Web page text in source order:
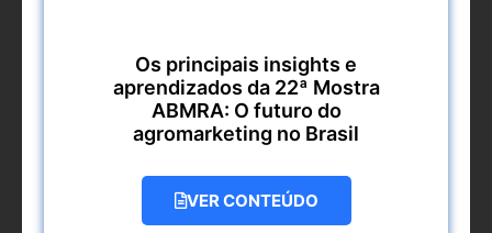
Os principais insights e
aprendizados da 22ª Mostra
ABMRA: O futuro do
agromarketing no Brasil
VER CONTEÚDO